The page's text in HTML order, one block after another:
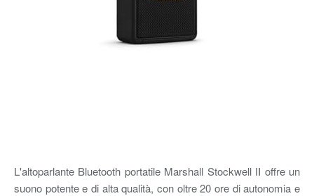
L'altoparlante Bluetooth portatile Marshall Stockwell II offre un
suono potente e di alta qualità, con oltre 20 ore di autonomia e